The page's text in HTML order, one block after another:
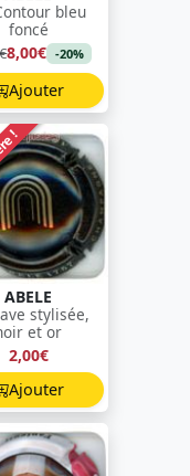
bleu
foncé
8,00€ -20%
Ajouter
!
ABELE
stylisée,
et or
2,00€
Ajouter